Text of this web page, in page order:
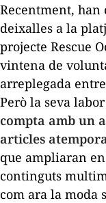
Recentment,
deixalles a la
projecte Rescue
vintena de
arreplegada
Però la seva
compta amb un
articles
que ampliaran
continguts
com ara la moda